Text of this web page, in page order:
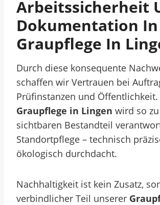
Arbeitssicherheit
Dokumentation
Graupflege In
Durch diese konsequente
schaffen wir Vertrauen bei
Prüfinstanzen und Öffentlichkeit.
Graupflege in Lingen wird so
sichtbaren Bestandteil
Standortpflege – technisch
ökologisch durchdacht.
Nachhaltigkeit ist kein Zusatz,
verbindlicher Teil unserer